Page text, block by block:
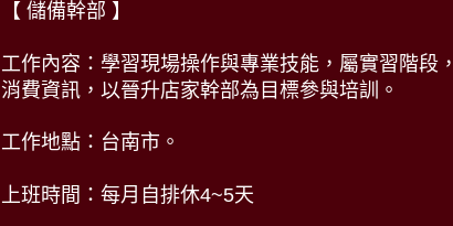
【 儲備幹部 】
工作內容：學習現場操作與專業技能，屬實習階段
消費資訊，以晉升店家幹部為目標參與培訓。
工作地點：台南市。
上班時間：每月自排休4~5天